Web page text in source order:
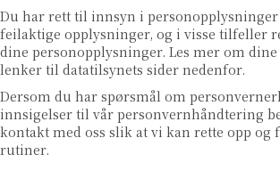
Du har rett til innsyn i
feilaktige opplysninger, og i visse tilfeller
dine personopplysninger. Les mer om
lenker til datatilsynets sider nedenfor.
Dersom du har spørsmål om
innsigelser til vår personvernhåndtering
kontakt med oss slik at vi kan rette opp og
rutiner.